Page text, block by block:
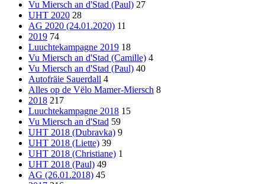
Vu Miersch an d'Stad (Paul) 27
UHT 2020 28
AG 2020 (24.01.2020) 11
2019 74
Luuchtekampagne 2019 18
Vu Miersch an d'Stad (Camille) 4
Vu Miersch an d'Stad (Paul) 40
Autofräie Sauerdall 4
Alles op de Vëlo Mamer-Miersch 8
2018 217
Luuchtekampagne 2018 15
Vu Miersch an d'Stad 59
UHT 2018 (Dubravka) 9
UHT 2018 (Liette) 39
UHT 2018 (Christiane) 1
UHT 2018 (Paul) 49
AG (26.01.2018) 45